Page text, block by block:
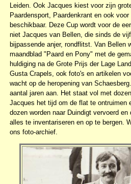
Leiden. Ook Jacques kiest voor zijn
Paardensport, Paardenkrant en ook
beschikbaar. Deze Cup wordt voor de
niet Jacques van Bellen, die sinds de
bijpassende anjer, rondflitst. Van Bellen
maandblad "Paard en Pony" met de
huldiging na de Grote Prijs der Lage
Gusta Crapels, ook foto's en artikelen
wacht op de heropening van
aantal jaren aan. Het staat vol met
Jacques het tijd om de flat te ontruimen
dozen worden naar Duindigt vervoerd
alles te inventariseren en op te bergen.
ons foto-archief.